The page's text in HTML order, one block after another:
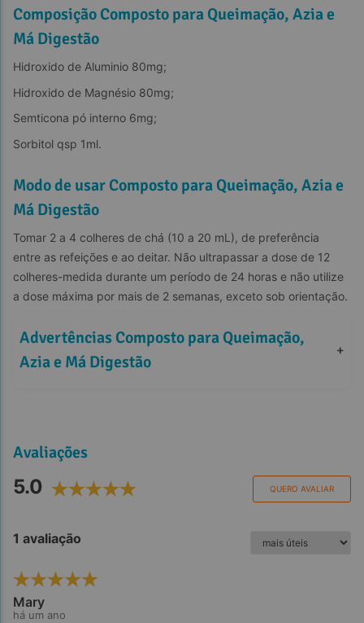
Composição Composto para Queimação, Azia e
Má Digestão
Hidroxido de Aluminio 80mg;
Hidroxido de Magnésio 80mg;
Semticona pó interno 6mg;
Sorbitol qsp 1ml.
Modo de usar Composto para Queimação, Azia e
Má Digestão
Tomar 2 a 4 colheres de chá (10 a 20 mL), de preferência
entre as refeições e ao deitar. Não ultrapassar a dose de 12
colheres-medida durante um período de 24 horas e não utilize
a dose máxima por mais de 2 semanas, exceto sob orientação.
Advertências Composto para Queimação,
Azia e Má Digestão
+
Avaliações
5.0 QUERO AVALIAR
1 avaliação
Mary
há um ano